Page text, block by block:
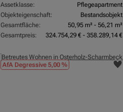
Assetklasse:
Pflegeapartment
Objekteigenschaft:
Bestandsobjekt
Gesamtfläche:
50,95 m² - 56,21 m²
Gesamtpreis:
324.754,29 € - 358.289,14 €
AfA Degressive 5,00 %